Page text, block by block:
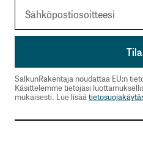
SalkunRakentaja noudattaa EU:n
Käsittelemme tietojasi
mukaisesti. Lue lisää